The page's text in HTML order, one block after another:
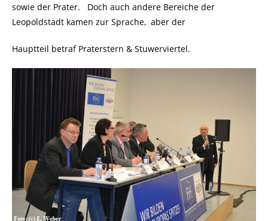
sowie der Prater. Doch auch andere Bereiche der
Leopoldstadt kamen zur Sprache, aber der
Hauptteil betraf Praterstern & Stuwerviertel.